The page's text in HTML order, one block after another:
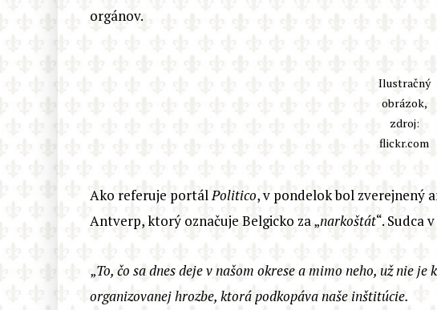
orgánov.
Ilustračný
obrázok,
zdroj:
flickr.com
Ako referuje portál Politico, v pondelok bol zverejnený
Antverp, ktorý označuje Belgicko za „narkoštát“. Sudca
„To, čo sa dnes deje v našom okrese a mimo neho, už nie
organizovanej hrozbe, ktorá podkopáva naše inštitúcie.